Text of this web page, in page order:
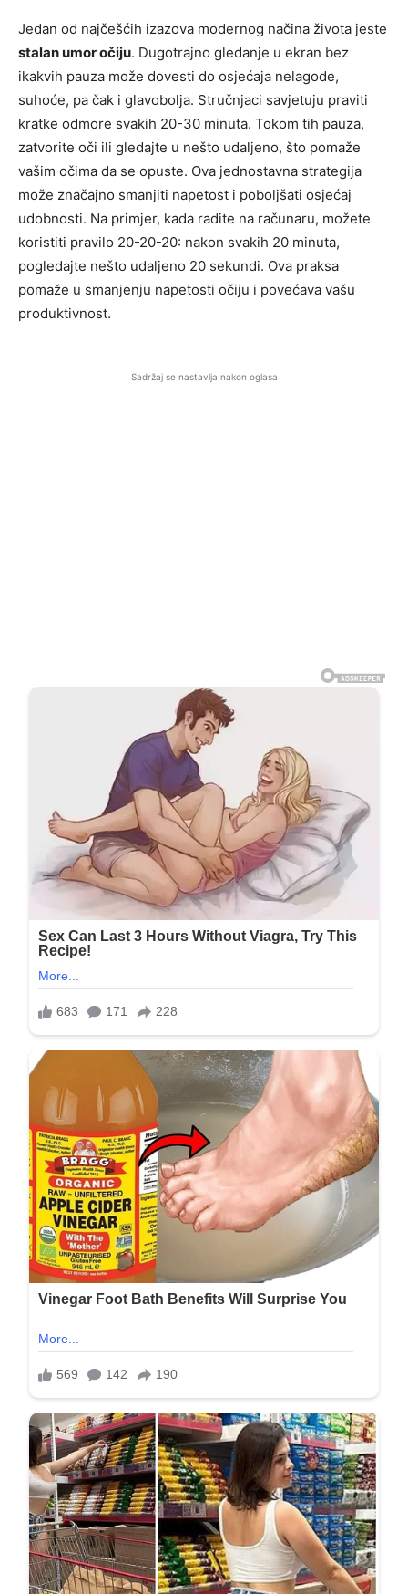
Jedan od najčešćih izazova modernog načina života jeste
stalan umor očiju. Dugotrajno gledanje u ekran bez
ikakvih pauza može dovesti do osjećaja nelagode,
suhoće, pa čak i glavobolja. Stručnjaci savjetuju praviti
kratke odmore svakih 20-30 minuta. Tokom tih pauza,
zatvorite oči ili gledajte u nešto udaljeno, što pomaže
vašim očima da se opuste. Ova jednostavna strategija
može značajno smanjiti napetost i poboljšati osjećaj
udobnosti. Na primjer, kada radite na računaru, možete
koristiti pravilo 20-20-20: nakon svakih 20 minuta,
pogledajte nešto udaljeno 20 sekundi. Ova praksa
pomaže u smanjenju napetosti očiju i povećava vašu
produktivnost.
Sadržaj se nastavlja nakon oglasa